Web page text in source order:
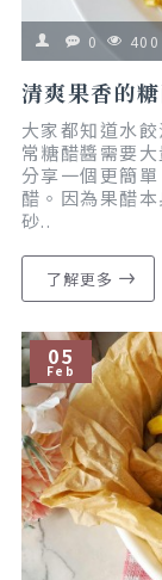
0 400
清爽果香的
大家都知道水
常糖醋醬需要
分享一個更簡
醋。因為果醋
砂..
了解更多
05
Feb